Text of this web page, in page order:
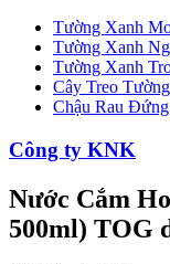
Tường Xanh
Tường Xanh
Tường Xanh
Cây Treo
Chậu Rau
Công ty KNK
Nước Cắm
500ml) TOG